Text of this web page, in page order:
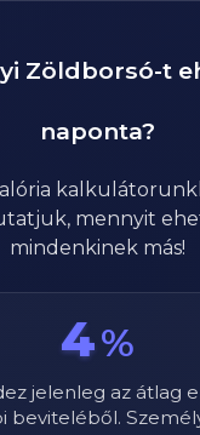
Zöldborsó-t
naponta?
mennyit
mindenkinek más!
4%
jelenleg az átlag
beviteléből.